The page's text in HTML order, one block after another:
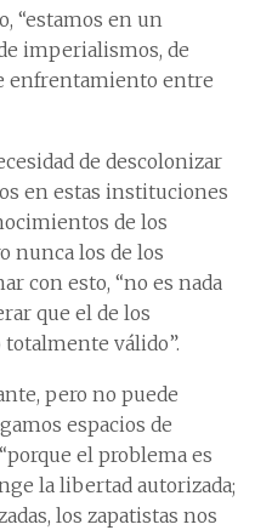
“estamos en un
imperialismos, de
enfrentamiento entre
de descolonizar
en estas instituciones
de los
nunca los de los
con esto, “no es nada
que el de los
válido”.
pero no puede
espacios de
el problema es
la libertad autorizada;
los zapatistas nos